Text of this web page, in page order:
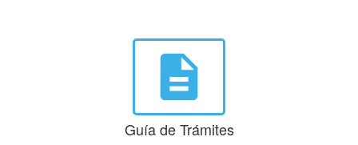
description
Guía de Trámites